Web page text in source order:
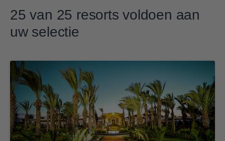
25 van 25 resorts voldoen aan
uw selectie